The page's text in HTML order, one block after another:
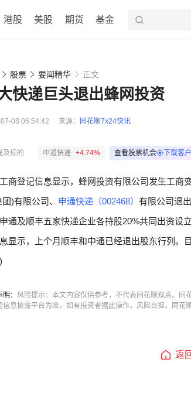
港股 美股 期货 基金
股票 要闻精华 正文
快递巨头退出蜂网投资
08 06:54:42 来源： 同花顺7x24快讯
及标的 申通快递 +4.74% 查看股票机会 下载客
工商登记信息显示，蜂网投资有限公司发生工商
)有限公司、 申通快递（002468） 有限公司退
通及顺丰五家快递企业各持股20%共同出资设
显示，上个月顺丰和中通已经退出股东行列。
： 风险提示：本文内容仅供参考，不代表同花顺观点。
信息披露平台为准。如有投资者据此操作，风险自担，同花
返